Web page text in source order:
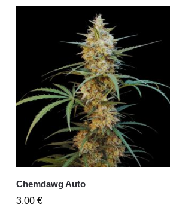
Chemdawg Auto
3,00€